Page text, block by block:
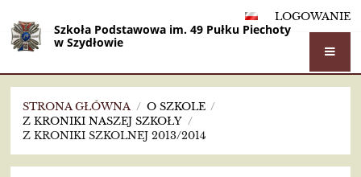
LOGOWANIE
Szkoła Podstawowa im. 49 Pułku Piechoty
w Szydłowie
STRONA GŁÓWNA / O SZKOLE /
Z KRONIKI NASZEJ SZKOŁY /
Z KRONIKI SZKOLNEJ 2013/2014